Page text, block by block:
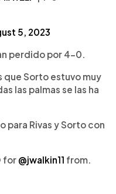
5, 2023
perdido por 4-0.
que Sorto estuvo muy
las palmas se las ha
para Rivas y Sorto con
for @jwalkin11 from.